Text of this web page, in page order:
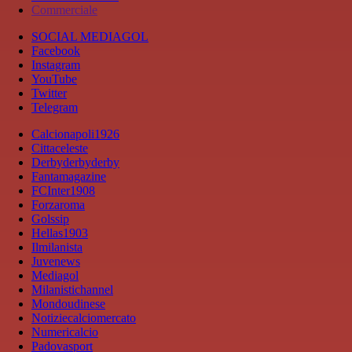
Commerciale
SOCIAL MEDIAGOL
Facebook
Instagram
YouTube
Twitter
Telegram
Calcionapoli1926
Cittaceleste
Derbyderbyderby
Fantamagazine
FCInter1908
Forzaroma
Golssip
Hellas1903
Ilmilanista
Juvenews
Mediagol
Milanistichannel
Mondoudinese
Notiziecalciomercato
Numericalcio
Padovasport